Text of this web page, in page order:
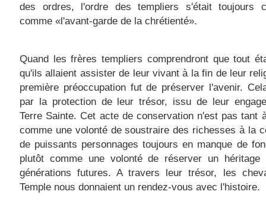
des ordres, l'ordre des templiers s'était toujours
comme «l'avant-garde de la chrétienté».
Quand les frères templiers comprendront que tout
qu'ils allaient assister de leur vivant à la fin de leur
première préoccupation fut de préserver l'avenir.
par la protection de leur trésor, issu de leur
Terre Sainte. Cet acte de conservation n'est pas tant
comme une volonté de soustraire des richesses à la
de puissants personnages toujours en manque de
plutôt comme une volonté de réserver un héritage
générations futures. A travers leur trésor, les
Temple nous donnaient un rendez-vous avec l'histoire.